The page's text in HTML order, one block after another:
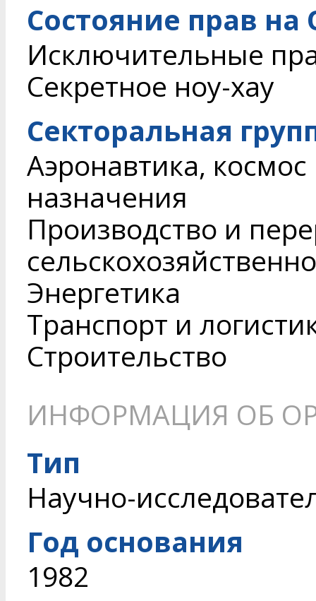
Состояние прав на
Исключительные
Секретное ноу-хау
Секторальная
Аэронавтика,
назначения
Производство и
Энергетика
Транспорт и
Строительство
ИНФОРМАЦИЯ ОБ
Тип
Научно-
Год основания
1982